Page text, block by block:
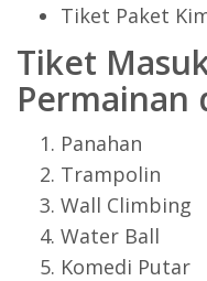
Tiket Paket
Tiket
Permainan
Panahan :
Trampolin
Wall Climbing
Water Ball :
Komedi